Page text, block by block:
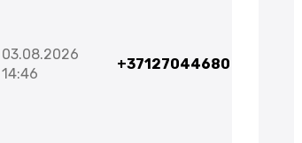
03.08.2026
14:46
+37127044680